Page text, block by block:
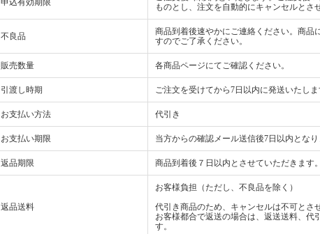
申込有効期限
ものとし、注文を自動的にキャンセルとさ
不良品
商品到着後速やかにご連絡ください。商品
すのでご了承ください。
販売数量 各商品ページにてご確認ください。
引渡し時期 ご注文を受けてから7日以内に発送いたしま
お支払い方法 代引き
お支払い期限 当方からの確認メール送信後7日以内となり
返品期限 商品到着後７日以内とさせていただきます。
返品送料
お客様負担（ただし、不良品を除く）
代引き商品のため、キャンセルは不可とさ
お客様都合で返送の場合は、返送送料、代
す。